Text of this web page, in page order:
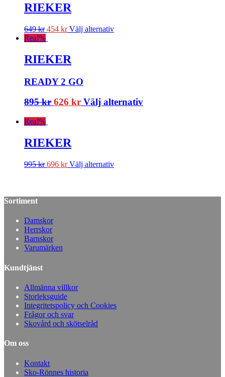
RIEKER
649kr 454 kr Välj alternativ
Rea!%
RIEKER
READY 2 GO
895kr 626 kr Välj alternativ
Rea!%
RIEKER
995kr 696 kr Välj alternativ
Sortiment
Damskor
Herrskor
Barnskor
Varumärken
Kundtjänst
Allmänna villkor
Storleksguide
Integritetspolicy och Cookies
Frågor och svar
Skovård och skötselråd
Om oss
Kontakt
Sko-Rönnes historia